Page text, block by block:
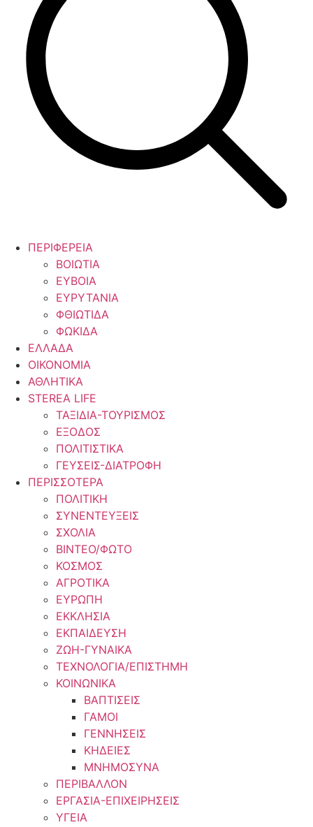
ΠΕΡΙΦΕΡΕΙΑ
ΒΟΙΩΤΙΑ
ΕΥΒΟΙΑ
ΕΥΡΥΤΑΝΙΑ
ΦΘΙΩΤΙΔΑ
ΦΩΚΙΔΑ
ΕΛΛΑΔΑ
ΟΙΚΟΝΟΜΙΑ
ΑΘΛΗΤΙΚΑ
STEREA LIFE
ΤΑΞΙΔΙΑ-ΤΟΥΡΙΣΜΟΣ
ΕΞΟΔΟΣ
ΠΟΛΙΤΙΣΤΙΚΑ
ΓΕΥΣΕΙΣ-ΔΙΑΤΡΟΦΗ
ΠΕΡΙΣΣΟΤΕΡΑ
ΠΟΛΙΤΙΚΗ
ΣΥΝΕΝΤΕΥΞΕΙΣ
ΣΧΟΛΙΑ
ΒΙΝΤΕΟ/ΦΩΤΟ
ΚΟΣΜΟΣ
ΑΓΡΟΤΙΚΑ
ΕΥΡΩΠΗ
ΕΚΚΛΗΣΙΑ
ΕΚΠΑΙΔΕΥΣΗ
ΖΩΗ-ΓΥΝΑΙΚΑ
ΤΕΧΝΟΛΟΓΙΑ/ΕΠΙΣΤΗΜΗ
ΚΟΙΝΩΝΙΚΑ
ΒΑΠΤΙΣΕΙΣ
ΓΑΜΟΙ
ΓΕΝΝΗΣΕΙΣ
ΚΗΔΕΙΕΣ
ΜΝΗΜΟΣΥΝΑ
ΠΕΡΙΒΑΛΛΟΝ
ΕΡΓΑΣΙΑ-ΕΠΙΧΕΙΡΗΣΕΙΣ
ΥΓΕΙΑ